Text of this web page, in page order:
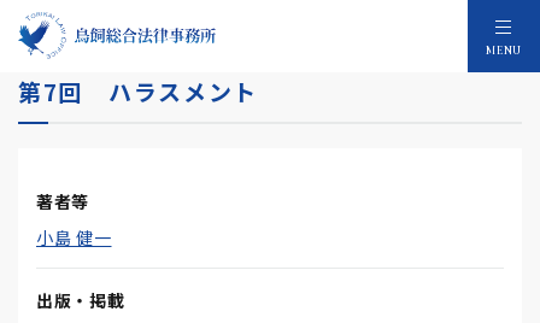
MENU
「働き方改革につながる！精神障害者雇用」
第7回 ハラスメント
著者等
小島 健一
出版・掲載